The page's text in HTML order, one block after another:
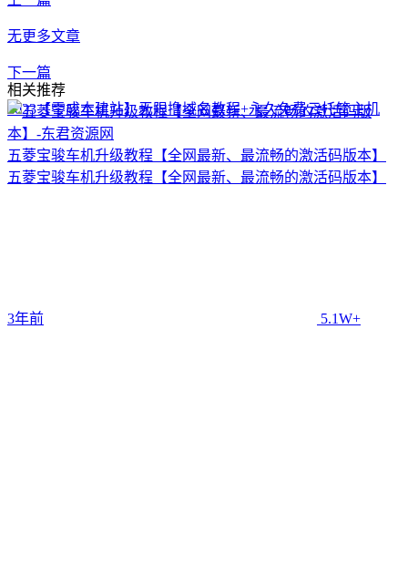
无更多文章
下一篇
2023【零成本建站】无限撸域名教程+永久免费云托管主机
相关推荐
五菱宝骏车机升级教程【全网最新、最流畅的激活码版本】
五菱宝骏车机升级教程【全网最新、最流畅的激活码版本】
3年前 5.1W+